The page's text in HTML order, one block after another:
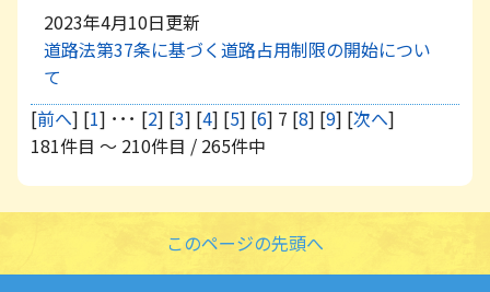
2023年4月10日更新
道路法第37条に基づく道路占用制限の開始につい
て
[前へ] [1] ･･･ [2] [3] [4] [5] [6] 7 [8] [9] [次へ]
181件目 ～ 210件目 / 265件中
このページの先頭へ